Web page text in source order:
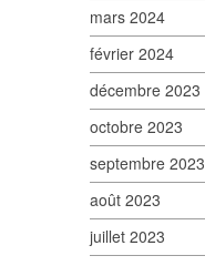
mars 2024
février 2024
décembre 2023
octobre 2023
septembre 2023
août 2023
juillet 2023